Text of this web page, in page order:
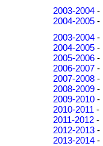
2003-2004 -
2004-2005 -
2003-2004 -
2004-2005 -
2005-2006 -
2006-2007 -
2007-2008 -
2008-2009 -
2009-2010 -
2010-2011 -
2011-2012 -
2012-2013 -
2013-2014 -